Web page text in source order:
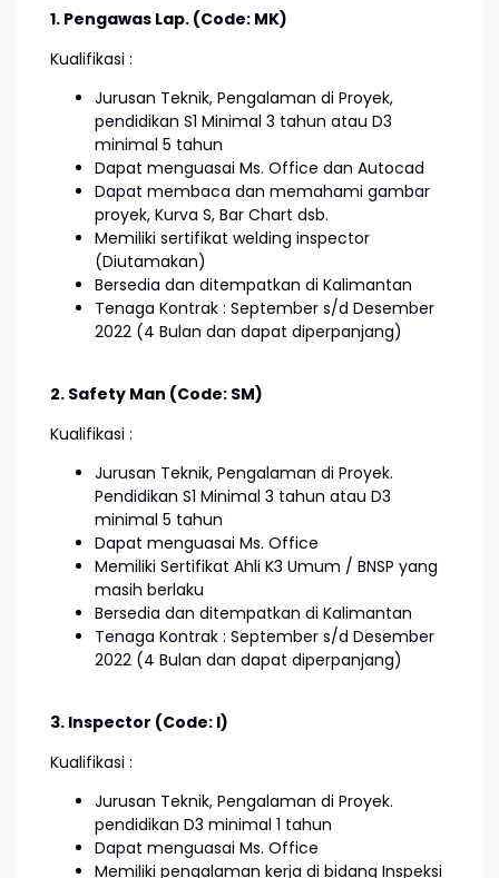
1. Pengawas Lap. (Code: MK)
Kualifikasi :
Jurusan Teknik, Pengalaman di Proyek,
pendidikan S1 Minimal 3 tahun atau D3
minimal 5 tahun
Dapat menguasai Ms. Office dan Autocad
Dapat membaca dan memahami gambar
proyek, Kurva S, Bar Chart dsb.
Memiliki sertifikat welding inspector
(Diutamakan)
Bersedia dan ditempatkan di Kalimantan
Tenaga Kontrak : September s/d Desember
2022 (4 Bulan dan dapat diperpanjang)
2. Safety Man (Code: SM)
Kualifikasi :
Jurusan Teknik, Pengalaman di Proyek.
Pendidikan S1 Minimal 3 tahun atau D3
minimal 5 tahun
Dapat menguasai Ms. Office
Memiliki Sertifikat Ahli K3 Umum / BNSP yang
masih berlaku
Bersedia dan ditempatkan di Kalimantan
Tenaga Kontrak : September s/d Desember
2022 (4 Bulan dan dapat diperpanjang)
3. Inspector (Code: I)
Kualifikasi :
Jurusan Teknik, Pengalaman di Proyek.
pendidikan D3 minimal 1 tahun
Dapat menguasai Ms. Office
Memiliki pengalaman kerja di bidang Inspeksi